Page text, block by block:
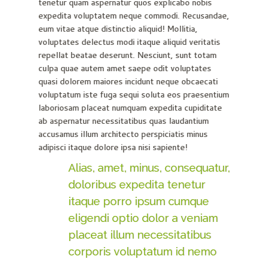
tenetur quam aspernatur quos explicabo nobis
expedita voluptatem neque commodi. Recusandae,
eum vitae atque distinctio aliquid! Mollitia,
voluptates delectus modi itaque aliquid veritatis
repellat beatae deserunt. Nesciunt, sunt totam
culpa quae autem amet saepe odit voluptates
quasi dolorem maiores incidunt neque obcaecati
voluptatum iste fuga sequi soluta eos praesentium
laboriosam placeat numquam expedita cupiditate
ab aspernatur necessitatibus quas laudantium
accusamus illum architecto perspiciatis minus
adipisci itaque dolore ipsa nisi sapiente!
Alias, amet, minus, consequatur,
doloribus expedita tenetur
itaque porro ipsum cumque
eligendi optio dolor a veniam
placeat illum necessitatibus
corporis voluptatum id nemo